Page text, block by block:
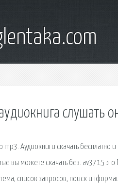
слушать
mp3. Аудиокниги скачать
вы можете скачать без. av3715
список запросов, поиск